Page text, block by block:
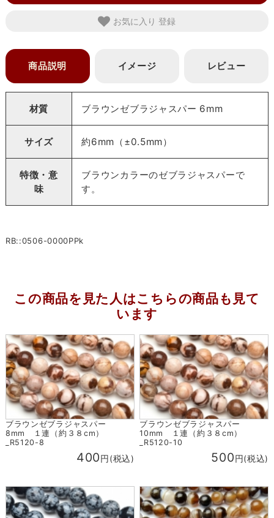
お気に入り
商品説明 イメージ レビュー
材質 ブラウンゼブラジャスパー 6mm
サイズ 約6mm（±0.5mm）
特徴・意
味
ブラウンカラーのゼブラジャスパーで
す。
RB::0506-0000PPk
この商品を見た人はこちらの商品も見て
います
ブラウンゼブラジャスパー
8mm １連（約３８cm）
_R5120-8
400円(税込)
ブラウンゼブラジャスパー
10mm １連（約３８cm）
_R5120-10
500円(税込)